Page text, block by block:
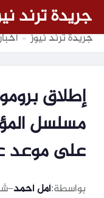
جريدة ترند
جريدة ترند نيوز »
مسلسل
على موعد
بواسطة:أمل أحمد–